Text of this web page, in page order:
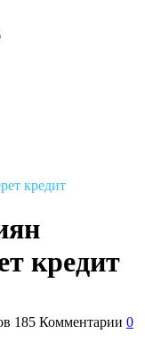
кредит
кредит
185 Комментарии 0